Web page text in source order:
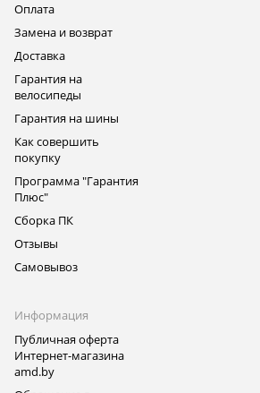
Оплата
Замена и возврат
Доставка
Гарантия на
велосипеды
Гарантия на шины
Как совершить
покупку
Программа "Гарантия
Плюс"
Сборка ПК
Отзывы
Самовывоз
Информация
Публичная оферта
Интернет-магазина
amd.by